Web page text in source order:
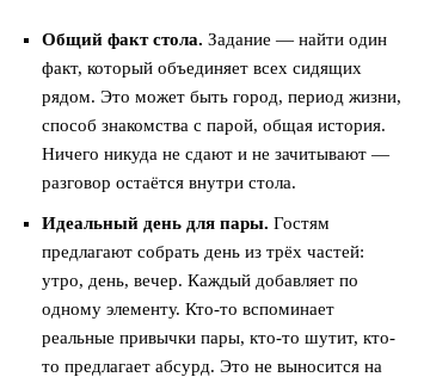
Общий факт стола. Задание — найти один
факт, который объединяет всех сидящих
рядом. Это может быть город, период жизни,
способ знакомства с парой, общая история.
Ничего никуда не сдают и не зачитывают —
разговор остаётся внутри стола.
Идеальный день для пары. Гостям
предлагают собрать день из трёх частей:
утро, день, вечер. Каждый добавляет по
одному элементу. Кто-то вспоминает
реальные привычки пары, кто-то шутит, кто-
то предлагает абсурд. Это не выносится на